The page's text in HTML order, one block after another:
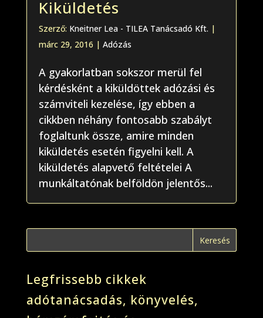
Kiküldetés
Szerző: Kneitner Lea - TILEA Tanácsadó Kft. |
márc 29, 2016 | Adózás
A gyakorlatban sokszor merül fel
kérdésként a kiküldöttek adózási és
számviteli kezelése, így ebben a
cikkben néhány fontosabb szabályt
foglaltunk össze, amire minden
kiküldetés esetén figyelni kell. A
kiküldetés alapvető feltételei A
munkáltatónak belföldön jelentős...
Legfrissebb cikkek
adótanácsadás, könyvelés,